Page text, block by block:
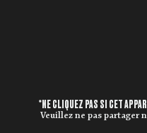
*NE CLIQUEZ PAS SI CET
Veuillez ne pas partager